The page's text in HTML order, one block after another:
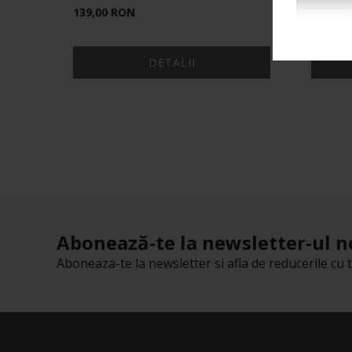
139,00 RON
DETALII
Abonează-te la newsletter-ul
Aboneaza-te la newsletter si afla de reducerile cu